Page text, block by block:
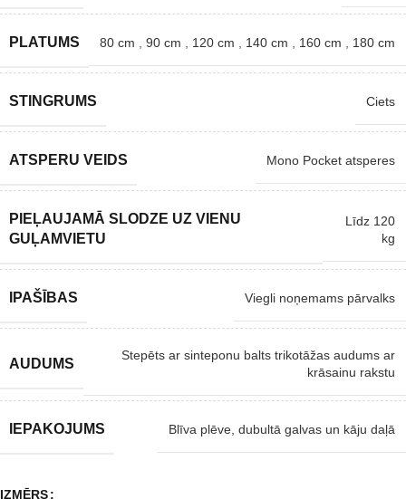
PLATUMS 80 cm 90 cm 120 cm 140 cm 160 cm 180 cm
STINGRUMS Ciets
ATSPERU VEIDS Mono Pocket atsperes
PIEĻAUJAMĀ SLODZE UZ VIENU
GUĻAMVIETU
Līdz 120
kg
IPAŠĪBAS Viegli noņemams pārvalks
AUDUMS
Stepēts ar sinteponu balts trikotāžas audums ar
krāsainu rakstu
IEPAKOJUMS Blīva plēve, dubultā galvas un kāju daļā
IZMĒRS